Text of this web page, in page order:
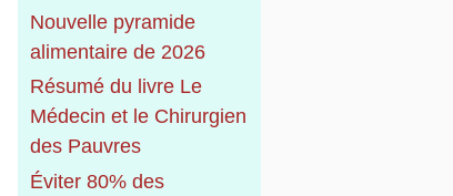
r
c
h
e
r
Nouvelle pyramide
alimentaire de 2026
Résumé du livre Le
Médecin et le Chirurgien
des Pauvres
Éviter 80% des